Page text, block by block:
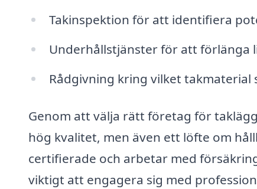
Takinspektion för att identifiera
Underhållstjänster för att förlänga
Rådgivning kring vilket
Genom att välja rätt företag för
hög kvalitet, men även ett löfte om
certifierade och arbetar med
viktigt att engagera sig med